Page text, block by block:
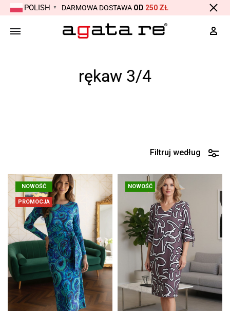
POLISH ▼ DARMOWA DOSTAWA OD 250 ZŁ
rękaw 3/4
Filtruj według
NOWOŚĆ
PROMOCJA
NOWOŚĆ